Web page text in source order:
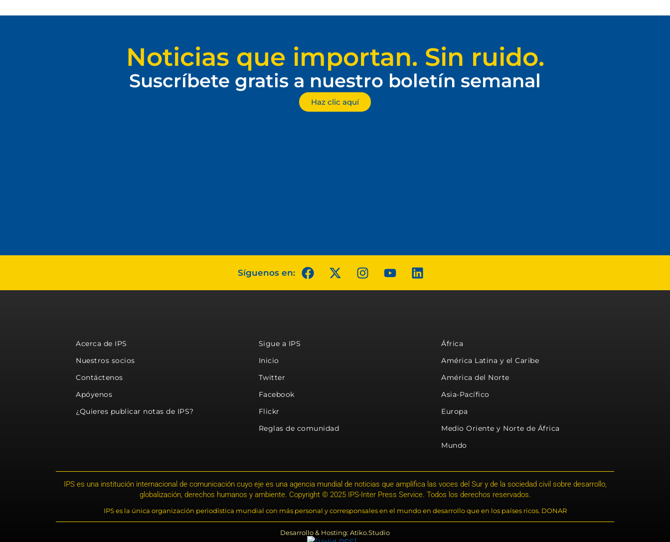
Noticias que importan. Sin ruido.
Suscríbete gratis a nuestro boletín semanal
Haz clic aquí
Síguenos en:
Acerca de IPS
Nuestros socios
Contáctenos
Apóyenos
¿Quieres publicar notas de IPS?
Sigue a IPS
Inicio
Twitter
Facebook
Flickr
Reglas de comunidad
África
América Latina y el Caribe
América del Norte
Asia-Pacífico
Europa
Medio Oriente y Norte de África
Mundo
IPS es una institución internacional de comunicación cuyo eje es una agencia mundial de noticias que amplifica las voces del Sur y de la sociedad civil sobre desarrollo,
globalización, derechos humanos y ambiente. Copyright © 2025 IPS-Inter Press Service. Todos los derechos reservados.
IPS es la única organización periodística mundial con más personal y corresponsales en el mundo en desarrollo que en los países ricos. DONAR
Desarrollo & Hosting: Atiko.Studio